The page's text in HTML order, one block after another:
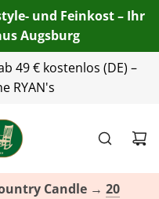
und Feinkost – Ihr
Augsburg
49 € kostenlos (DE) –
RYAN's
info@american-
116 719 10
Candle → 20